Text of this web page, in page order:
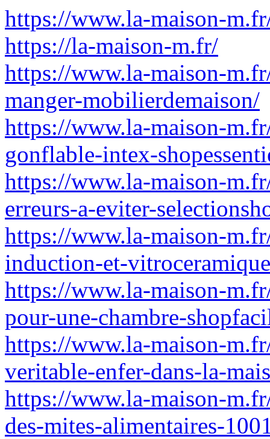
https://www.la-maison-
https://la-maison-m.fr/
https://www.la-maison-
manger-mobilierdemaison/
https://www.la-maison-
gonflable-intex-
https://www.la-maison-
erreurs-a-eviter-
https://www.la-maison-
induction-et-
https://www.la-maison-
pour-une-chambre-
https://www.la-maison-
veritable-enfer-dans-la-
https://www.la-maison-
des-mites-alimentaires-